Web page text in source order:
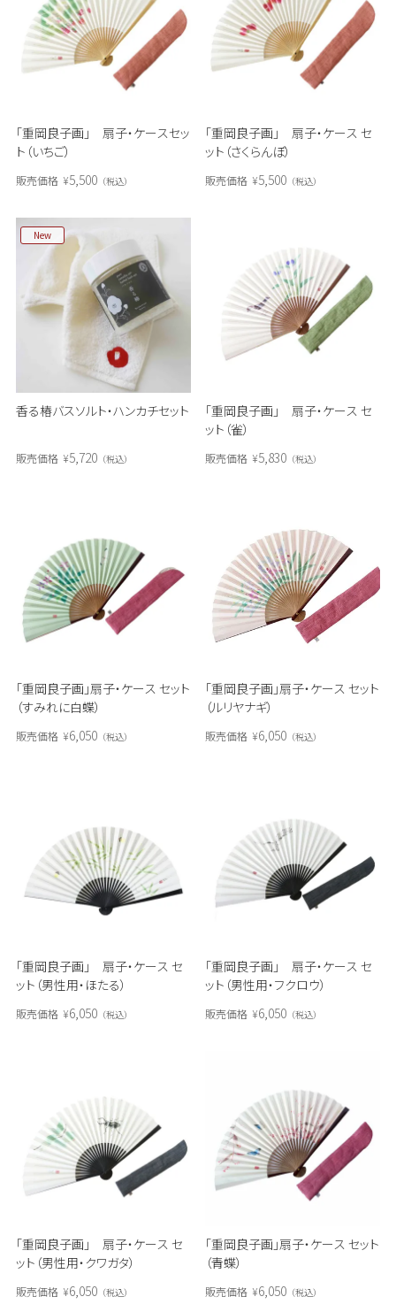
「重岡良子画」 扇子・ケースセッ
ト（いちご）
販売価格 ¥5,500 税込
「重岡良子画」 扇子・ケース セ
ット（さくらんぼ）
販売価格 ¥5,500 税込
香る椿バスソルト・ハンカチセット
New
販売価格 ¥5,720 税込
「重岡良子画」 扇子・ケース セ
ット（雀）
販売価格 ¥5,830 税込
「重岡良子画」扇子・ケース セット
（すみれに白蝶）
販売価格 ¥6,050 税込
「重岡良子画」扇子・ケース セット
（ルリヤナギ）
販売価格 ¥6,050 税込
「重岡良子画」 扇子・ケース セ
ット（男性用・ほたる）
販売価格 ¥6,050 税込
「重岡良子画」 扇子・ケース セ
ット（男性用・フクロウ）
販売価格 ¥6,050 税込
「重岡良子画」 扇子・ケース セ
ット（男性用・クワガタ）
販売価格 ¥6,050 税込
「重岡良子画」扇子・ケース セット
（青蝶）
販売価格 ¥6,050 税込